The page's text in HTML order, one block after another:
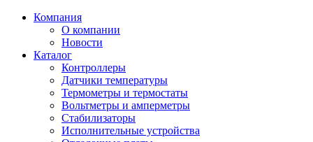
Компания
О компании
Новости
Каталог
Контроллеры
Датчики температуры
Термометры и термостаты
Вольтметры и амперметры
Стабилизаторы
Исполнительные устройства